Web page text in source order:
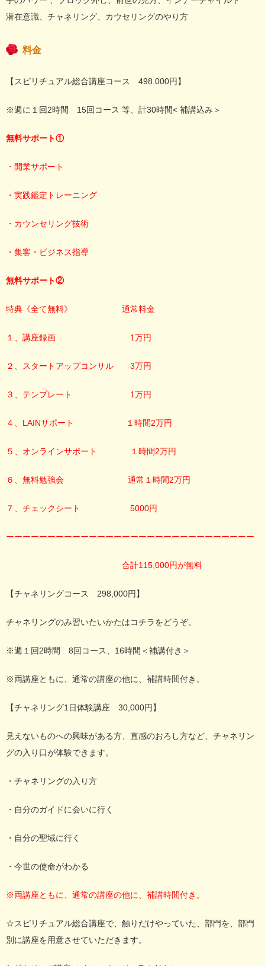
潜在意識、チャネリング、カウセリングのやり方
料金
【スピリチュアル総合講座コース 498.000円】
※週に１回2時間 15回コース 等、計30時間< 補講込み＞
無料サポート①
・開業サポート
・実践鑑定トレーニング
・カウンセリング技術
・集客・ビジネス指導
無料サポート②
特典《全て無料》 通常料金
１、講座録画 1万円
２、スタートアップコンサル 3万円
３、テンプレート 1万円
４、LAINサポート １時間2万円
５、オンラインサポート １時間2万円
６、無料勉強会 通常１時間2万円
７、チェックシート 5000円
ーーーーーーーーーーーーーーーーーーーーーーーーーーーーーー
合計115,000円が無料
【チャネリングコース 298,000円】
チャネリングのみ習いたいかたはコチラをどうぞ。
※週１回2時間 8回コース、16時間＜補講付き＞
※両講座ともに、通常の講座の他に、補講時間付き。
【チャネリング1日体験講座 30,000円】
見えないものへの興味がある方、直感のおろし方など、チャネリン
グの入り口が体験できます。
・チャネリングの入り方
・自分のガイドに会いに行く
・自分の聖域に行く
・今世の使命がわかる
※両講座ともに、通常の講座の他に、補講時間付き。
☆スピリチュアル総合講座で、触りだけやっていた、部門を、部門
別に講座を用意させていただきます。